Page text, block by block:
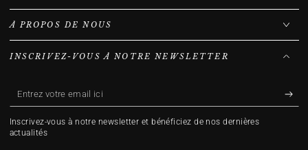
À PROPOS DE NOUS
INSCRIVEZ-VOUS À NOTRE NEWSLETTER
Entrez
votre
email
Inscrivez-vous à notre newsletter et bénéficiez de nos dernières
actualités